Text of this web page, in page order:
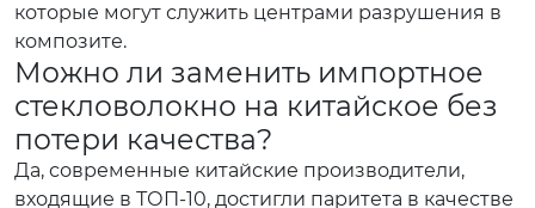
которые могут служить центрами разрушения в
композите.
Можно ли заменить импортное
стекловолокно на китайское без
потери качества?
Да, современные китайские производители,
входящие в ТОП-10, достигли паритета в качестве